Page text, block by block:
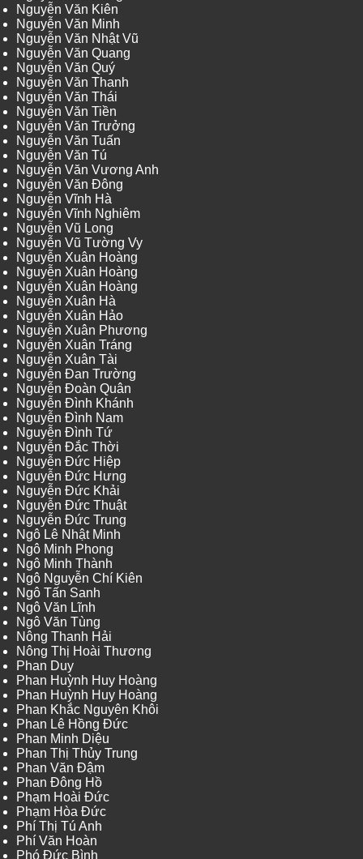
Nguyễn Văn Kiên
Nguyễn Văn Minh
Nguyễn Văn Nhật Vũ
Nguyễn Văn Quang
Nguyễn Văn Quý
Nguyễn Văn Thanh
Nguyễn Văn Thái
Nguyễn Văn Tiền
Nguyễn Văn Trưởng
Nguyễn Văn Tuấn
Nguyễn Văn Tú
Nguyễn Văn Vương Anh
Nguyễn Văn Đông
Nguyễn Vĩnh Hà
Nguyễn Vĩnh Nghiêm
Nguyễn Vũ Long
Nguyễn Vũ Tường Vy
Nguyễn Xuân Hoàng
Nguyễn Xuân Hoàng
Nguyễn Xuân Hoàng
Nguyễn Xuân Hà
Nguyễn Xuân Hảo
Nguyễn Xuân Phương
Nguyễn Xuân Tráng
Nguyễn Xuân Tài
Nguyễn Đan Trường
Nguyễn Đoàn Quân
Nguyễn Đình Khánh
Nguyễn Đình Nam
Nguyễn Đình Tứ
Nguyễn Đắc Thời
Nguyễn Đức Hiệp
Nguyễn Đức Hưng
Nguyễn Đức Khải
Nguyễn Đức Thuật
Nguyễn Đức Trung
Ngô Lê Nhật Minh
Ngô Minh Phong
Ngô Minh Thành
Ngô Nguyễn Chí Kiên
Ngô Tấn Sanh
Ngô Văn Lĩnh
Ngô Văn Tùng
Nông Thanh Hải
Nông Thị Hoài Thương
Phan Duy
Phan Huỳnh Huy Hoàng
Phan Huỳnh Huy Hoàng
Phan Khắc Nguyên Khôi
Phan Lê Hồng Đức
Phan Minh Diệu
Phan Thị Thủy Trung
Phan Văn Đậm
Phan Đông Hồ
Phạm Hoài Đức
Phạm Hòa Đức
Phí Thị Tú Anh
Phí Văn Hoàn
Phó Đức Bình